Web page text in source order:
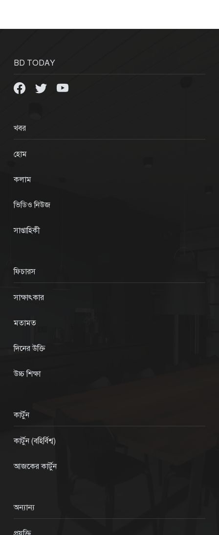
BD TODAY
খবর
হোম
কলাম
ভিডিও নিউজ
সাপ্তাহিকী
ফিচারস
সাক্ষাৎকার
মতামত
দিনের উক্তি
উচ্চ শিক্ষা
কার্টুন
কার্টুন (বহির্বিশ্ব)
আজকের কার্টুন
অন্যান্য